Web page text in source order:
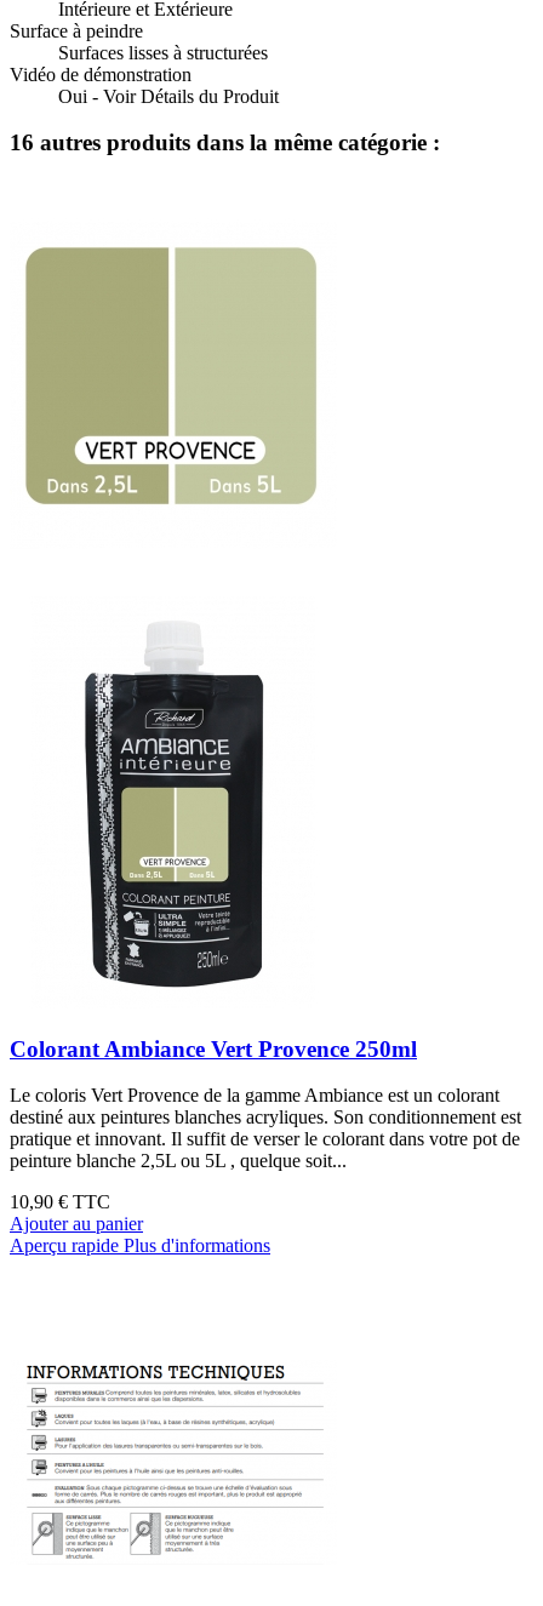
Intérieure et Extérieure
Surface à peindre
Surfaces lisses à structurées
Vidéo de démonstration
Oui - Voir Détails du Produit
16 autres produits dans la même catégorie :
Colorant Ambiance Vert Provence 250ml
Le coloris Vert Provence de la gamme Ambiance est un colorant
destiné aux peintures blanches acryliques. Son conditionnement est
pratique et innovant. Il suffit de verser le colorant dans votre pot de
peinture blanche 2,5L ou 5L , quelque soit...
10,90 € TTC
Ajouter au panier
Aperçu rapide Plus d'informations